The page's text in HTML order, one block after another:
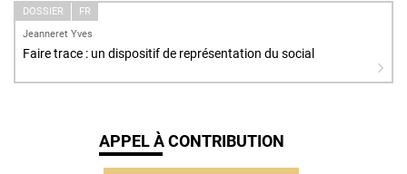
DOSSIER
FR
Jeanneret Yves
Faire trace : un dispositif de représentation du social
APPEL À CONTRIBUTION